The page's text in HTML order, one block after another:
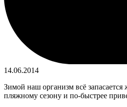
14.06.2014
Зимой наш организм всё
пляжному сезону и по-быстрее